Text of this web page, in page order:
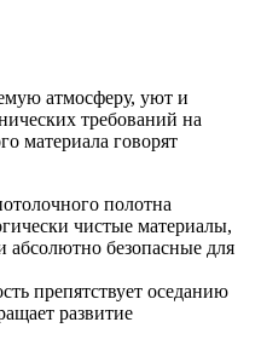
атмосферу, уют и
требований на
материала говорят
полотна
чистые материалы,
безопасные для
препятствует оседанию
развитие